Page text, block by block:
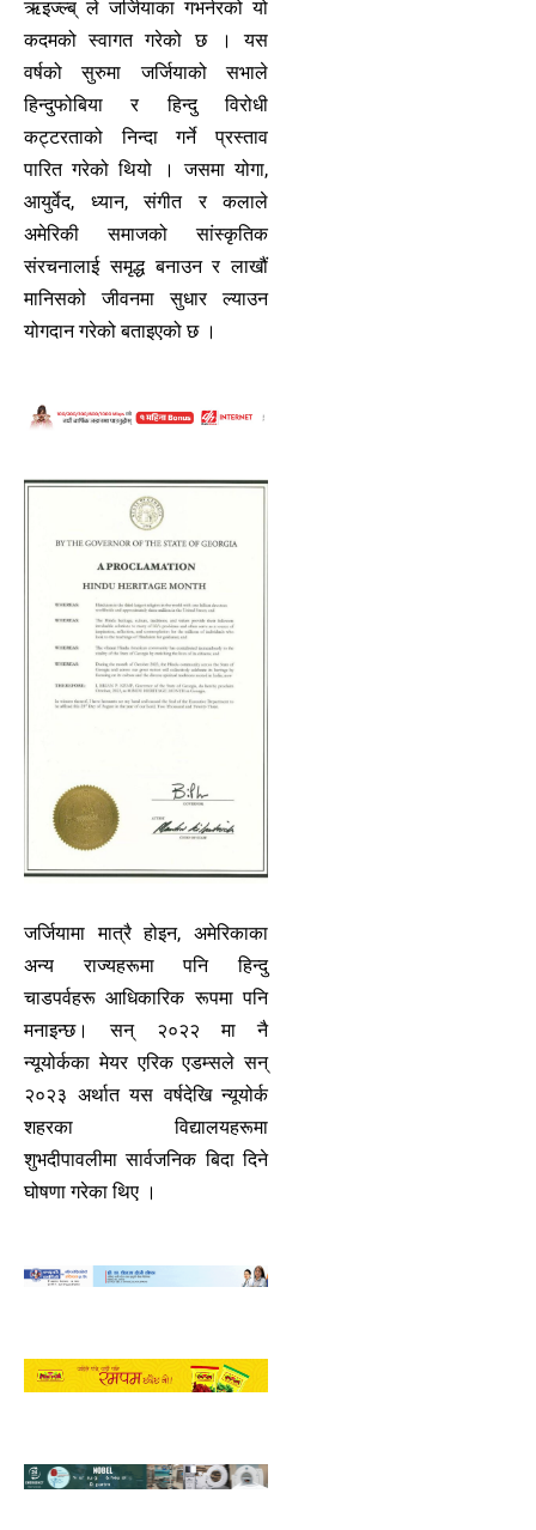
ऋइज्ल्ब् ले जर्जियाका गभर्नरको यो
कदमको स्वागत गरेको छ । यस
वर्षको सुरुमा जर्जियाको सभाले
हिन्दुफोबिया र हिन्दु विरोधी
कट्टरताको निन्दा गर्ने प्रस्ताव
पारित गरेको थियो । जसमा योगा,
आयुर्वेद, ध्यान, संगीत र कलाले
अमेरिकी समाजको सांस्कृतिक
संरचनालाई समृद्ध बनाउन र लाखौं
मानिसको जीवनमा सुधार ल्याउन
योगदान गरेको बताइएको छ ।
जर्जियामा मात्रै होइन, अमेरिकाका
अन्य राज्यहरूमा पनि हिन्दु
चाडपर्वहरू आधिकारिक रूपमा पनि
मनाइन्छ। सन् २०२२ मा नै
न्यूयोर्कका मेयर एरिक एडम्सले सन्
२०२३ अर्थात यस वर्षदेखि न्यूयोर्क
शहरका विद्यालयहरूमा
शुभदीपावलीमा सार्वजनिक बिदा दिने
घोषणा गरेका थिए ।